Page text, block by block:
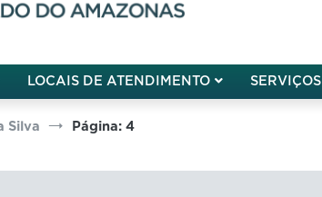
LOCAIS DE ATENDIMENTO SERVIÇOS
Silva Página: 4